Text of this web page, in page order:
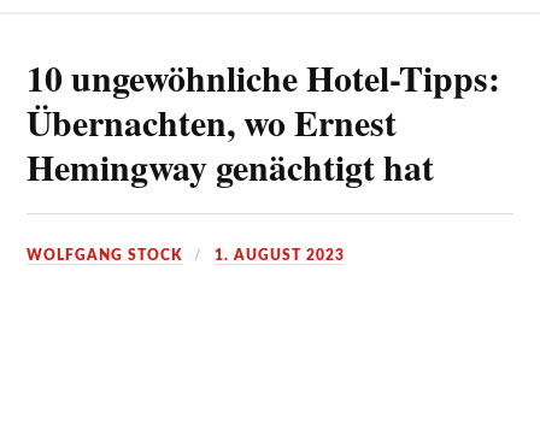
10 ungewöhnliche Hotel-Tipps:
Übernachten, wo Ernest
Hemingway genächtigt hat
WOLFGANG STOCK 1. AUGUST 2023